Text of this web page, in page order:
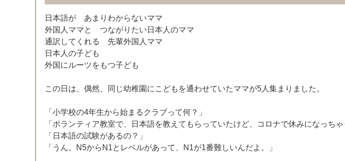
日 本語が あ ま り わからないママ
外国 人 ママと つながり たい 日 本 人 のママ
通訳 して く れる 先輩外国 人 ママ
日 本 人 の子ども
外国 に ルーツを もつ子ども
こ の日 は 偶然 同 じ幼稚園 に こ ども を通わせていたママが5 人 集ま り ま した 。
「 小学校の4年生から始ま る ク ラブって何 ？ 」
「 ボラ ンテ ィ ア教室で 日 本語を教 え て も ら っていたけど コ ロナで休みになっち ゃ
「 日 本語の試験があるの ？ 」
「 う ん。 N5から N 1と レベルがあって N 1が1番難しいんだよ 。 」